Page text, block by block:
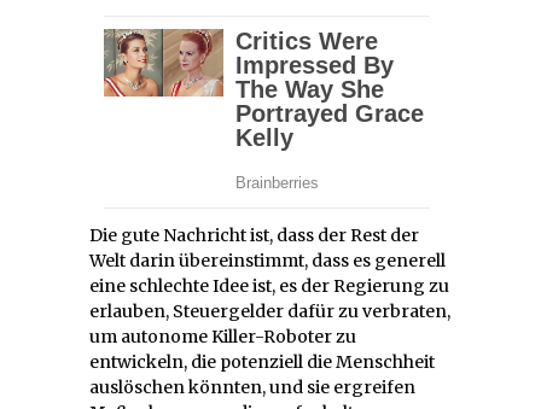
Die gute Nachricht ist, dass der Rest der
Welt darin übereinstimmt, dass es generell
eine schlechte Idee ist, es der Regierung zu
erlauben, Steuergelder dafür zu verbraten,
um autonome Killer-Roboter zu
entwickeln, die potenziell die Menschheit
auslöschen könnten, und sie ergreifen